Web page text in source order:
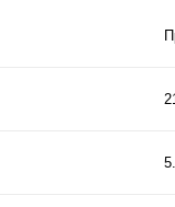
21